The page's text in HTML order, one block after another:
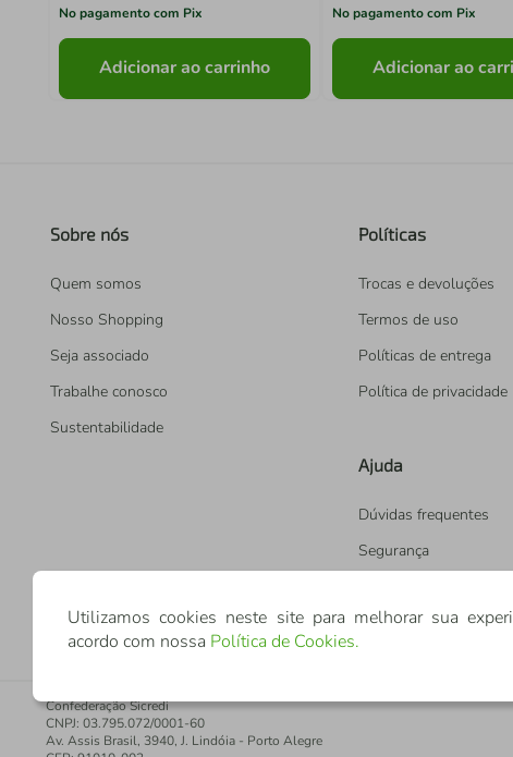
No pagamento com Pix
Adicionar ao carrinho
No pagamento com Pix
Adicionar ao
Sobre nós
Quem somos
Nosso Shopping
Seja associado
Trabalhe conosco
Sustentabilidade
Políticas
Trocas e devoluções
Termos de uso
Políticas de entrega
Política de privacidade
Ajuda
Dúvidas frequentes
Segurança
Confederação Sicredi
CNPJ: 03.795.072/0001-60
Av. Assis Brasil, 3940, J. Lindóia - Porto Alegre
Utilizamos cookies neste site para melhorar sua
acordo com nossa Política de Cookies.